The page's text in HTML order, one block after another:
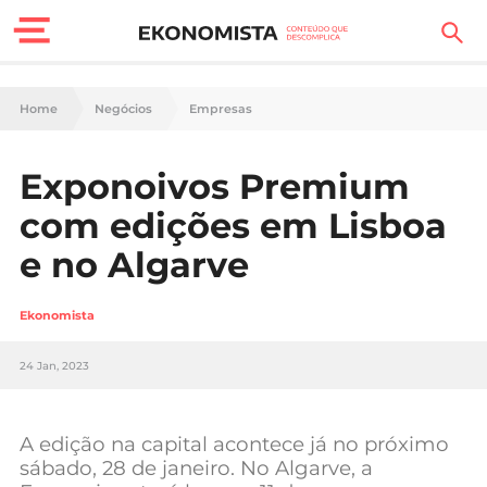
Finanças Pessoais
Carreira
Casa
Lifestyle
Sociedade
Negócios
Home Negócios Empresas
Exponoivos Premium
com edições em Lisboa
e no Algarve
Ekonomista
24 Jan, 2023
A edição na capital acontece já no próximo
sábado, 28 de janeiro. No Algarve, a